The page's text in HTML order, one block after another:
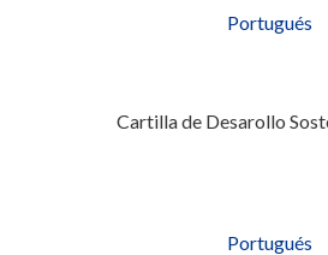
Portugués
Cartilla de Desarollo
Portugués